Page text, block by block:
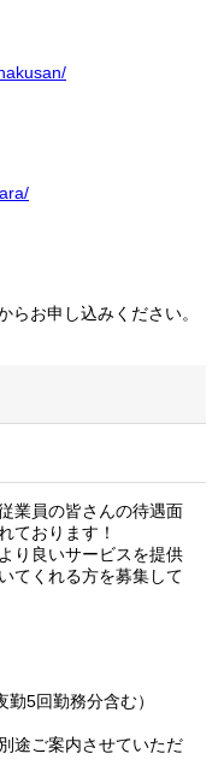
お申し込みください。
業員の皆さんの待遇面
ております！
り良いサービスを提供
てくれる方を募集して
5回勤務分含む）
途ご案内させていただ